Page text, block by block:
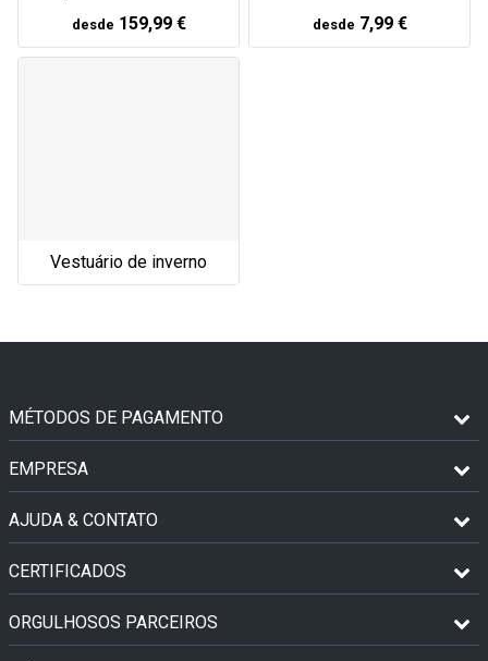
desde 159,99 € desde 7,99 €
Vestuário de inverno
MÉTODOS DE PAGAMENTO
EMPRESA
AJUDA & CONTATO
CERTIFICADOS
ORGULHOSOS PARCEIROS